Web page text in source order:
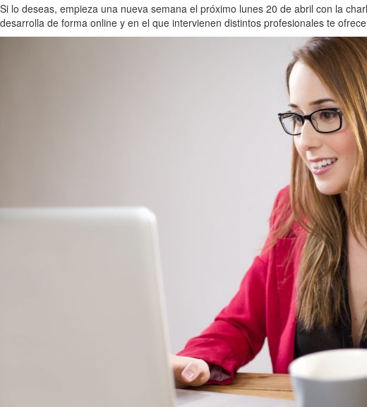
Si lo deseas, empieza una nueva semana el próximo lunes 20 de abril con la
desarrolla de forma online y en el que intervienen distintos profesionales te